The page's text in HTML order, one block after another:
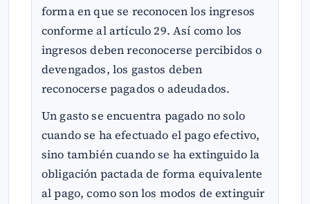
forma en que se reconocen los ingresos
conforme al artículo 29. Así como los
ingresos deben reconocerse percibidos o
devengados, los gastos deben
reconocerse pagados o adeudados.
Un gasto se encuentra pagado no solo
cuando se ha efectuado el pago efectivo,
sino también cuando se ha extinguido la
obligación pactada de forma equivalente
al pago, como son los modos de extinguir